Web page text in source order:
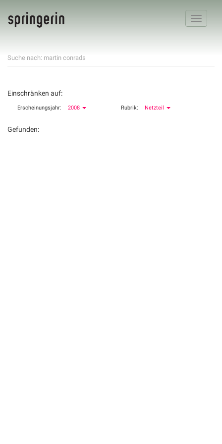
Toggle
Suche nach: martin conrads
Einschränken auf:
Erscheinungsjahr: 2008 Rubrik: Netzteil
Gefunden: